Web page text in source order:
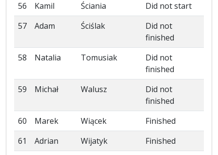
56
Kamil Ściania
Did not start
57
Adam Ściślak
Did not
finished
58
Natalia Tomusiak
Did not
finished
59
Michał Walusz
Did not
finished
60
Marek Wiącek
Finished
61
Adrian Wijatyk
Finished